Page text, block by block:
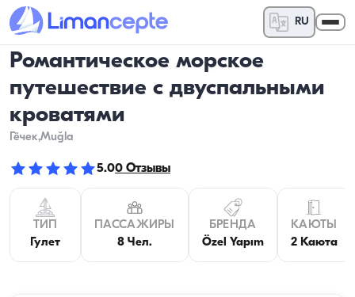
RU
Романтическое морское
путешествие с двуспальными
кроватями
Гёчек,Muğla
5.00 Отзывы
ТИП
Гулет
ПАССАЖИРЫ
8 Чел.
БРЕНДА
Özel Yapım
КАЮТЫ
2 Каюта